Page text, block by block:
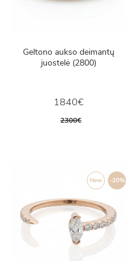
Geltono aukso deimantų
juostelė (2800)
1840€
2300€
-20%
New